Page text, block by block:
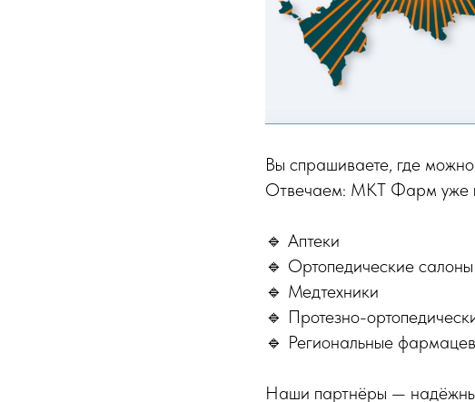
Вы спрашиваете, где
Отвечаем: МКТ Фарм уже
🔹 Аптеки
🔹 Ортопедические салоны
🔹 Медтехники
🔹 Протезно-
🔹 Региональные
Наши партнёры —